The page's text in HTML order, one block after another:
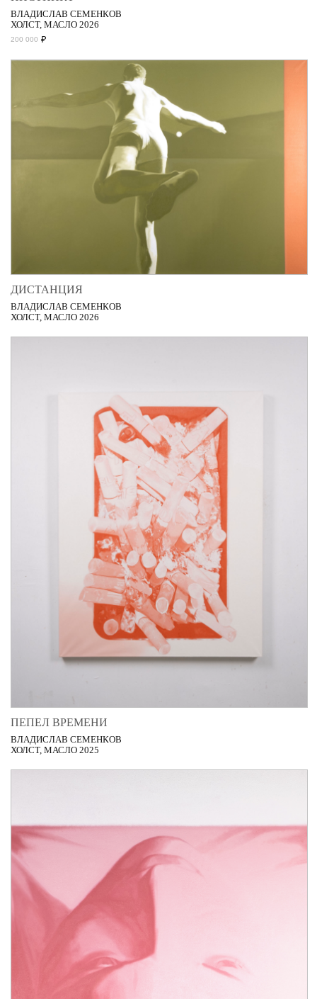
ВЛАДИСЛАВ СЕМЕНКОВ
ХОЛСТ, МАСЛО 2026
200 000 ₽
ДИСТАНЦИЯ
ВЛАДИСЛАВ СЕМЕНКОВ
ХОЛСТ, МАСЛО 2026
ПЕПЕЛ ВРЕМЕНИ
ВЛАДИСЛАВ СЕМЕНКОВ
ХОЛСТ, МАСЛО 2025